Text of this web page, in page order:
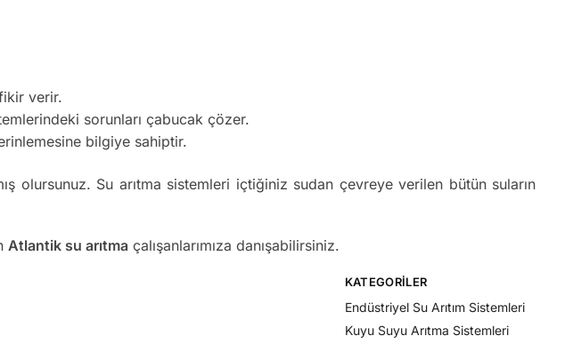
verir.
sorunları çabucak çözer.
bilgiye sahiptir.
olursunuz. Su arıtma sistemleri içtiğiniz sudan çevreye verilen bütün suların
Atlantik su arıtma çalışanlarımıza danışabilirsiniz.
KATEGORILER
Endüstriyel Su Arıtım Sistemleri
Kuyu Suyu Arıtma Sistemleri